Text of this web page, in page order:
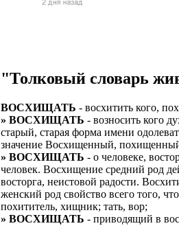
надежность и
ВНИМАНИЕ: Мы
имеет права
Варианты: 1)
2) Рабочая виза
3) Также
Знание языка
Требуются
Варианты
Авто
Никаких % и
Большой
В наличии авто
Можно БЕЗ
Дружный
Смартфон для
Скидки и
Выгодные
ЧТОБЫ
"Толковый словарь
ВОСХИЩАТЬ - восхитить кого,
» ВОСХИЩАТЬ - возносить кого
старый, старая форма имени
значение Восхищенный,
» ВОСХИЩАТЬ - о человеке,
человек. Восхищение средний род
восторга, неистовой радости.
женский род свойство всего того,
похититель, хищник; тать, вор;
» ВОСХИЩАТЬ - приводящий в